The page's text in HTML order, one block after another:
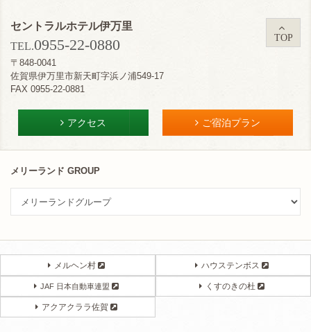
セントラルホテル伊万里
TEL.0955-22-0880
〒848-0041
佐賀県伊万里市新天町字浜ノ浦549-17
FAX 0955-22-0881
アクセス ご宿泊プラン
TOP
メリーランド GROUP
メルヘン村 ハウステンボス
JAF 日本自動車連盟 くすのきの杜
アクアクララ佐賀